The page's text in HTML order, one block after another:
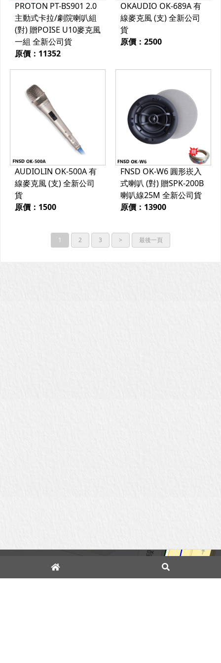
PROTON PT-BS901 2.0
主動式卡拉/劇院喇叭組
(對) 贈POISE U10麥克風
一組 全新公司貨
原價：11352
OKAUDIO OK-689A 有
線麥克風 (支) 全新公司
貨
原價：2500
AUDIOLIN OK-500A 有
線麥克風 (支) 全新公司
貨
原價：1500
FNSD OK-W6 圓形崁入
式喇叭 (對) 贈SPK-200B
喇叭線25M 全新公司貨
原價：13900
1 2 3 > 最後一頁